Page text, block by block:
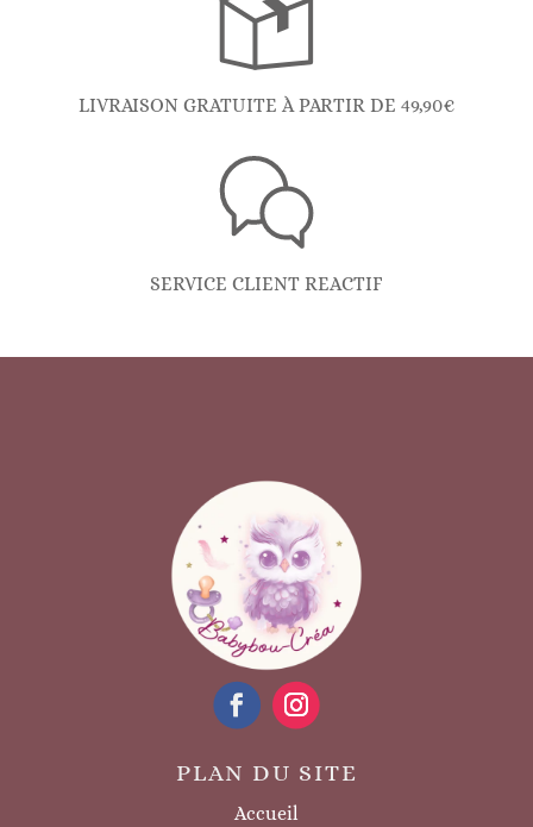
LIVRAISON GRATUITE À PARTIR DE 49,90€
SERVICE CLIENT REACTIF
PLAN DU SITE
Accueil